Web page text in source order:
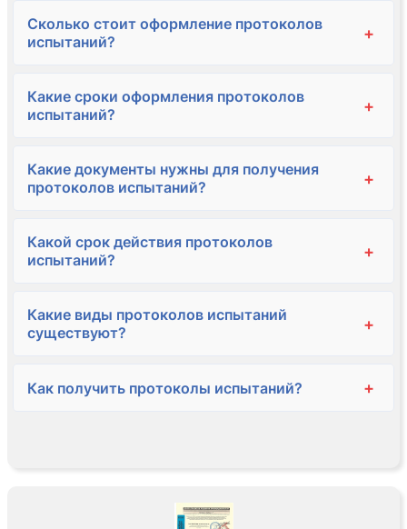
Сколько стоит оформление протоколов
испытаний?
+
Какие сроки оформления протоколов
испытаний?
+
Какие документы нужны для получения
протоколов испытаний?
+
Какой срок действия протоколов
испытаний?
+
Какие виды протоколов испытаний
существуют?
+
Как получить протоколы испытаний? +